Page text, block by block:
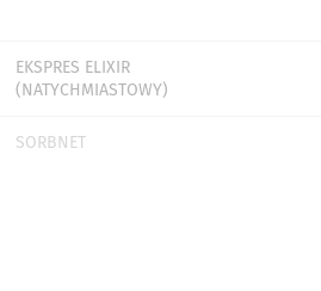
EKSPRES ELIXIR
(NATYCHMIASTOWY)
SORBNET